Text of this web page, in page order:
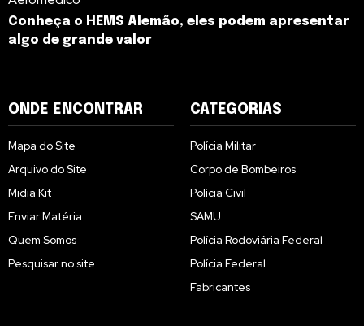
Conheça o HEMS Alemão, eles podem apresentar
algo de grande valor
ONDE ENCONTRAR
Mapa do Site
Arquivo do Site
Midia Kit
Enviar Matéria
Quem Somos
Pesquisar no site
CATEGORIAS
Polícia Militar
Corpo de Bombeiros
Polícia Civil
SAMU
Polícia Rodoviária Federal
Polícia Federal
Fabricantes